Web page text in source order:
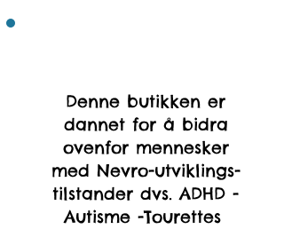
Denne butikken er
dannet for å bidra
ovenfor mennesker
med Nevro-utviklings-
tilstander dvs. ADHD -
Autisme -Tourettes